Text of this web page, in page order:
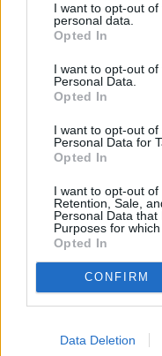
I want to opt-out
personal data.
Opted In
I want to opt-out
Personal Data.
Opted In
I want to opt-out
Personal Data for
Opted In
I want to opt-out of
Retention, Sale,
Personal Data
Purposes for
Opted In
CONFIRM
Data Deletion
zakamarków
Kocham